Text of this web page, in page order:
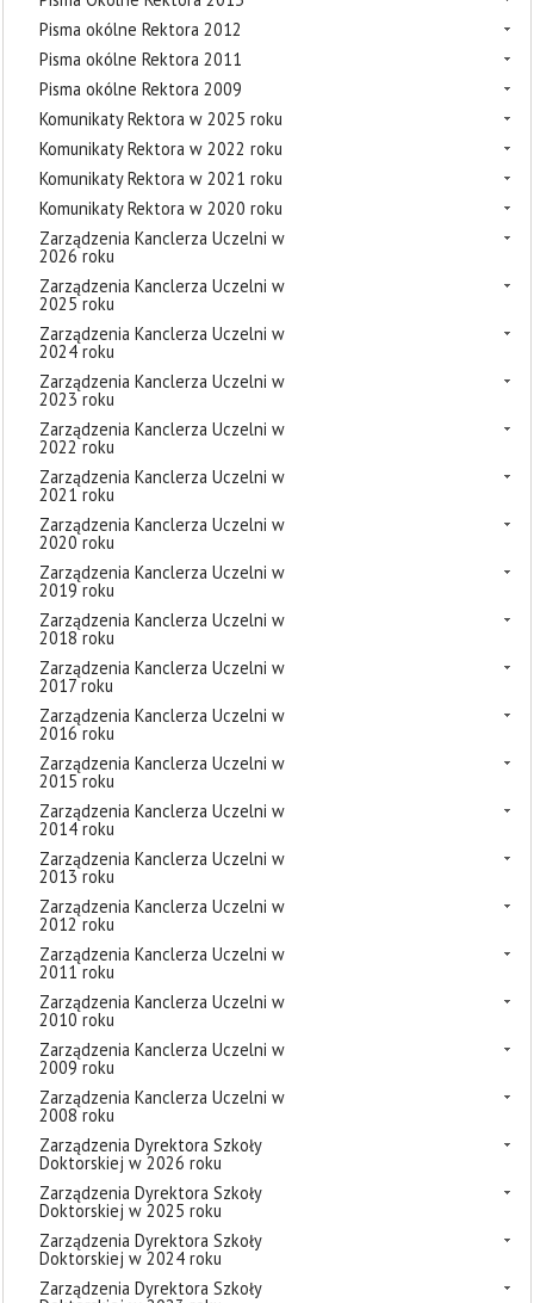
Pisma okólne Rektora 2012
Pisma okólne Rektora 2011
Pisma okólne Rektora 2009
Komunikaty Rektora w 2025 roku
Komunikaty Rektora w 2022 roku
Komunikaty Rektora w 2021 roku
Komunikaty Rektora w 2020 roku
Zarządzenia Kanclerza Uczelni w
2026 roku
Zarządzenia Kanclerza Uczelni w
2025 roku
Zarządzenia Kanclerza Uczelni w
2024 roku
Zarządzenia Kanclerza Uczelni w
2023 roku
Zarządzenia Kanclerza Uczelni w
2022 roku
Zarządzenia Kanclerza Uczelni w
2021 roku
Zarządzenia Kanclerza Uczelni w
2020 roku
Zarządzenia Kanclerza Uczelni w
2019 roku
Zarządzenia Kanclerza Uczelni w
2018 roku
Zarządzenia Kanclerza Uczelni w
2017 roku
Zarządzenia Kanclerza Uczelni w
2016 roku
Zarządzenia Kanclerza Uczelni w
2015 roku
Zarządzenia Kanclerza Uczelni w
2014 roku
Zarządzenia Kanclerza Uczelni w
2013 roku
Zarządzenia Kanclerza Uczelni w
2012 roku
Zarządzenia Kanclerza Uczelni w
2011 roku
Zarządzenia Kanclerza Uczelni w
2010 roku
Zarządzenia Kanclerza Uczelni w
2009 roku
Zarządzenia Kanclerza Uczelni w
2008 roku
Zarządzenia Dyrektora Szkoły
Doktorskiej w 2026 roku
Zarządzenia Dyrektora Szkoły
Doktorskiej w 2025 roku
Zarządzenia Dyrektora Szkoły
Doktorskiej w 2024 roku
Zarządzenia Dyrektora Szkoły